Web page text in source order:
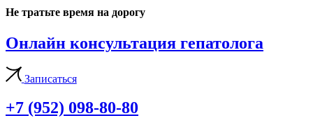
Не тратьте время на дорогу
Онлайн консультация гепатолога
Записаться
+7 (952) 098-80-80